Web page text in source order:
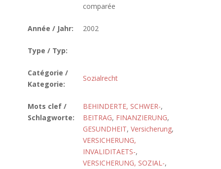
comparée
Année / Jahr: 2002
Type / Typ:
Catégorie /
Kategorie:
Sozialrecht
Mots clef /
Schlagworte:
BEHINDERTE, SCHWER-,
BEITRAG, FINANZIERUNG,
GESUNDHEIT, Versicherung,
VERSICHERUNG,
INVALIDITAETS-,
VERSICHERUNG, SOZIAL-,